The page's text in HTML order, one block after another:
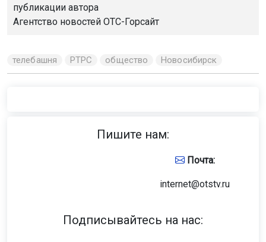
публикации автора
Агентство новостей ОТС-Горсайт
телебашня РТРС общество Новосибирск
Пишите нам:
Почта:
internet@otstv.ru
Подписывайтесь на нас: